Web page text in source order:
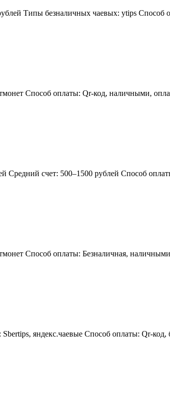
Типы безналичных чаевых: ytips
Способ оплаты: Qr-код, наличными,
Средний счет: 500–1500 рублей Способ
Способ оплаты: Безналичная,
яндекс.чаевые Способ оплаты: Qr-код,